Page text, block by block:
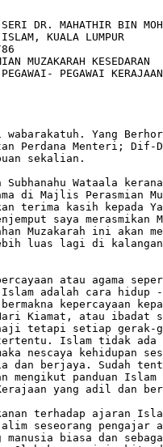
wabarakatuh. Yang
Perdana Menteri; Dif-
sekalian.
Wataala
di Majlis Perasmian
terima kasih kepada
saya merasmikan
Muzakarah ini akan
luas lagi di kalangan
atau agama
Islam adalah cara hidup
kepercayaan
Kiamat, atau ibadat
tetapi setiap gerak-
tertentu. Islam tidak ada
nescaya kehidupan
dan berjaya. Sudah
mengikut panduan Islam
yang adil dan
terhadap ajaran
seseorang pengajar
manusia biasa dan